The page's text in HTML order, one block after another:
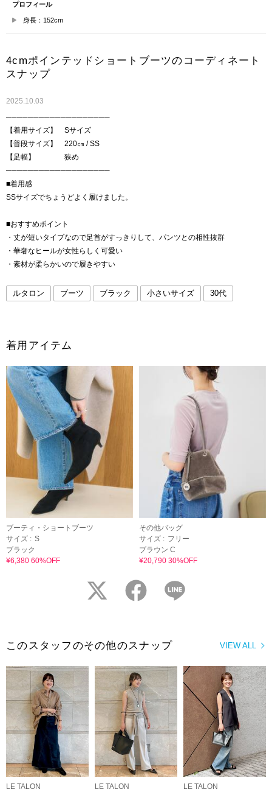
プロフィール
身長：152cm
4cmポインテッドショートブーツのコーディネート
スナップ
2025.10.03
───────────────────
【着用サイズ】 Sサイズ
【普段サイズ】 220㎝ / SS
【足幅】 狭め
───────────────────
■着用感
SSサイズでちょうどよく履けました。
■おすすめポイント
・丈が短いタイプなので足首がすっきりして、パンツとの相性抜群
・華奢なヒールが女性らしく可愛い
・素材が柔らかいので履きやすい
ルタロン ブーツ ブラック 小さいサイズ 30代
着用アイテム
ブーティ・ショートブーツ
サイズ : S
ブラック
¥6,380 60%OFF
その他バッグ
サイズ : フリー
ブラウン C
¥20,790 30%OFF
twitter facebook
VIEW ALL
このスタッフのその他のスナップ
LE TALON LE TALON LE TALON